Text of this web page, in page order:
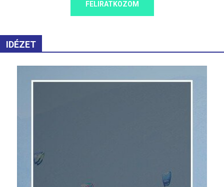
FELIRATKOZOM
IDÉZET